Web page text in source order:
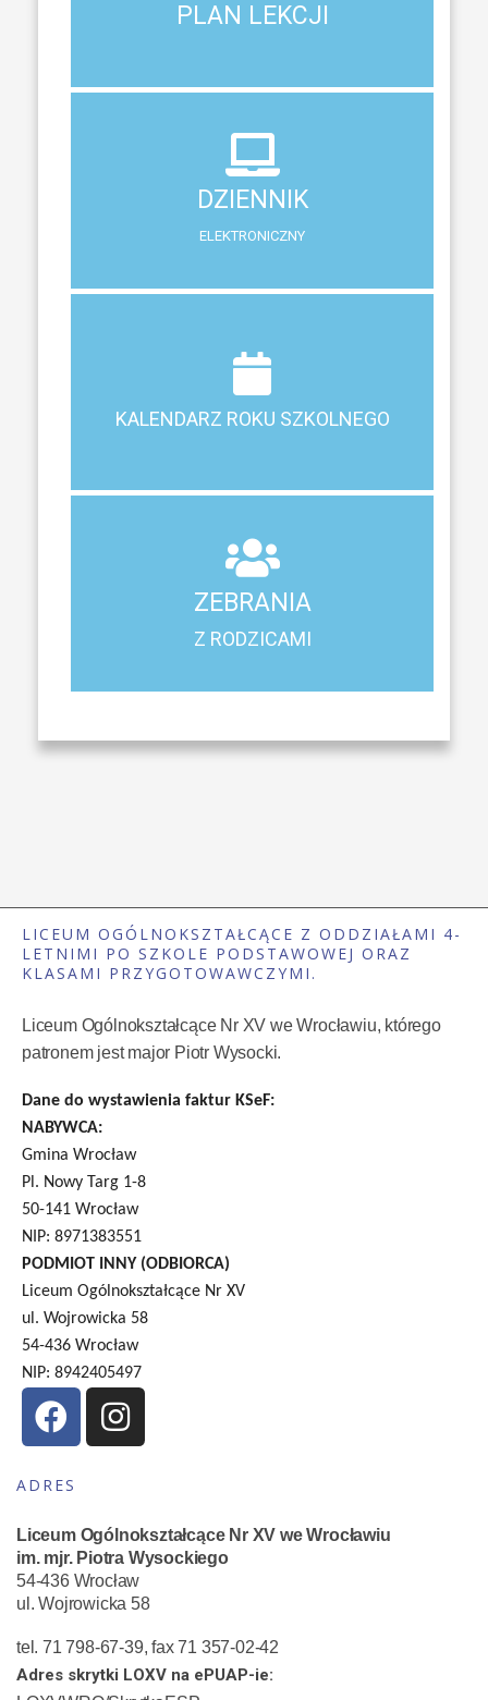
PLAN LEKCJI
PLAN LEKCJI
DZIENNIK
ELEKTRONICZNY
DZIENNIK
ELEKTRONICZNY
System zewnętrzny do śledzenia postępów w nauce
KALENDARZ ROKU SZKOLNEGO
KALENDARZ ROKU SZKOLNEGO
Terminy ferii, matur, zebrań i klasyfikacji
ZEBRANIA
Z RODZICAMI
Z RODZICAMI
Harmonogram spotkań i konsultacji z rodzicami
LICEUM OGÓLNOKSZTAŁCĄCE Z ODDZIAŁAMI 4-
LETNIMI PO SZKOLE PODSTAWOWEJ ORAZ
KLASAMI PRZYGOTOWAWCZYMI.
Liceum Ogólnokształcące Nr XV we Wrocławiu, którego
patronem jest major Piotr Wysocki.
Dane do wystawienia faktur KSeF:
NABYWCA:
Gmina Wrocław
Pl. Nowy Targ 1-8
50-141 Wrocław
NIP: 8971383551
PODMIOT INNY (ODBIORCA)
Liceum Ogólnokształcące Nr XV
ul. Wojrowicka 58
54-436 Wrocław
NIP: 8942405497
ADRES
Liceum Ogólnokształcące Nr XV we Wrocławiu
im. mjr. Piotra Wysockiego
54-436 Wrocław
ul. Wojrowicka 58
tel. 71 798-67-39, fax 71 357-02-42
Adres skrytki LOXV na ePUAP-ie: